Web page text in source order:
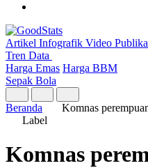
Artikel Infografik Video
Tren Data
Harga Emas Harga BBM
Sepak Bola
Beranda
Komnas
Label
Komnas